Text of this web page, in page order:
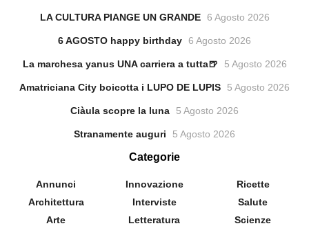
LA CULTURA PIANGE UN GRANDE 6 Agosto 2026
6 AGOSTO happy birthday 6 Agosto 2026
La marchesa yanus UNA carriera a tutta🍺 5 Agosto 2026
Amatriciana City boicotta i LUPO DE LUPIS 5 Agosto 2026
Ciàula scopre la luna 5 Agosto 2026
Stranamente auguri 5 Agosto 2026
Categorie
Annunci
Architettura
Arte
Innovazione
Interviste
Letteratura
Ricette
Salute
Scienze